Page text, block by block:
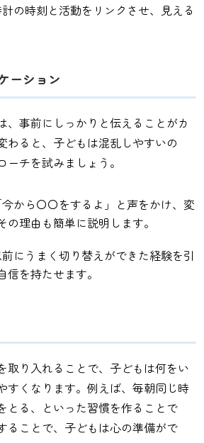
の時刻と活動をリンクさせ、見える
ーション
、事前にしっかりと伝えることがカ
わると、子どもは混乱しやすいの
チを試みましょう。
今から〇〇をするよ」と声をかけ、変
の理由も簡単に説明します。
前にうまく切り替えができた経験を引
信を持たせます。
取り入れることで、子どもは何をい
すくなります。例えば、毎朝同じ時
とる、といった習慣を作ることで
ることで、子どもは心の準備がで